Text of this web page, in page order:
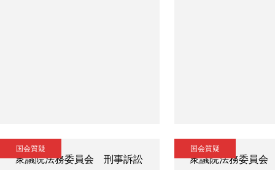
国会質疑
衆議院法務委員会 刑事訴訟
国会質疑
衆議院法務委員